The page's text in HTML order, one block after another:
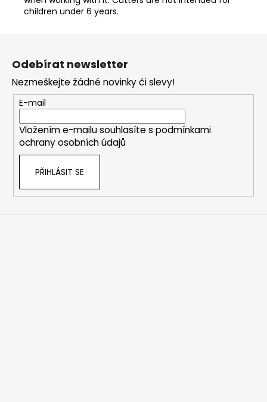
children under 6 years.
Z
Odebírat newsletter
Nezmeškejte žádné novinky či slevy!
E-mail
Vložením e-mailu souhlasíte s podmínkami
ochrany osobních údajů
PŘIHLÁSIT SE